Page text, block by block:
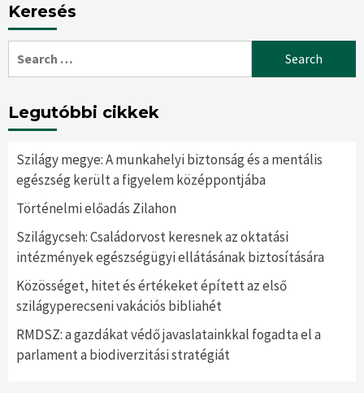
Keresés
for:
Legutóbbi cikkek
Szilágy megye: A munkahelyi biztonság és a mentális
egészség került a figyelem középpontjába
Történelmi előadás Zilahon
Szilágycseh: Családorvost keresnek az oktatási
intézmények egészségügyi ellátásának biztosítására
Közösséget, hitet és értékeket épített az első
szilágyperecseni vakációs bibliahét
RMDSZ: a gazdákat védő javaslatainkkal fogadta el a
parlament a biodiverzitási stratégiát